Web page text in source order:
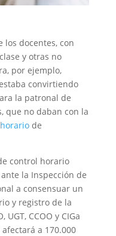
docentes, con
y otras no
por ejemplo,
convirtiendo
la patronal de
que no daban con la
de
control horario
la Inspección de
a consensuar un
y registro de la
CCOO y CIGa
a 170.000